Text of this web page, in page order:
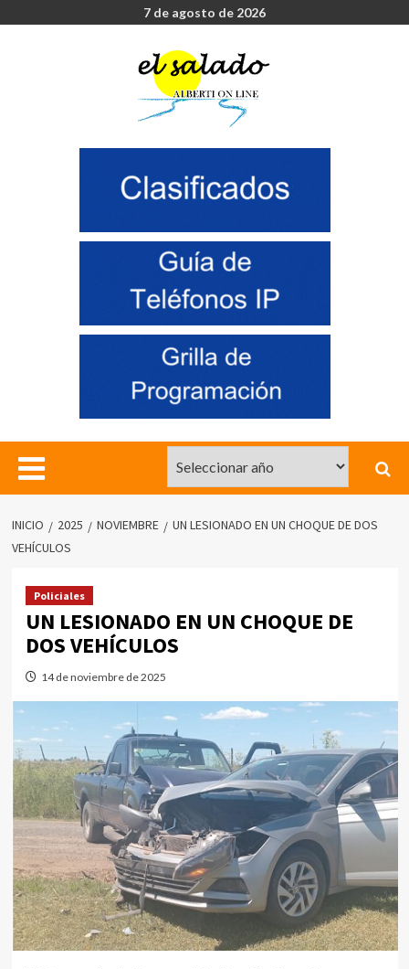
7 de agosto de 2026
INICIO 2025 NOVIEMBRE
UN LESIONADO EN UN CHOQUE DE DOS
VEHÍCULOS
Policiales
UN LESIONADO EN UN CHOQUE DE
DOS VEHÍCULOS
14 de noviembre de 2025